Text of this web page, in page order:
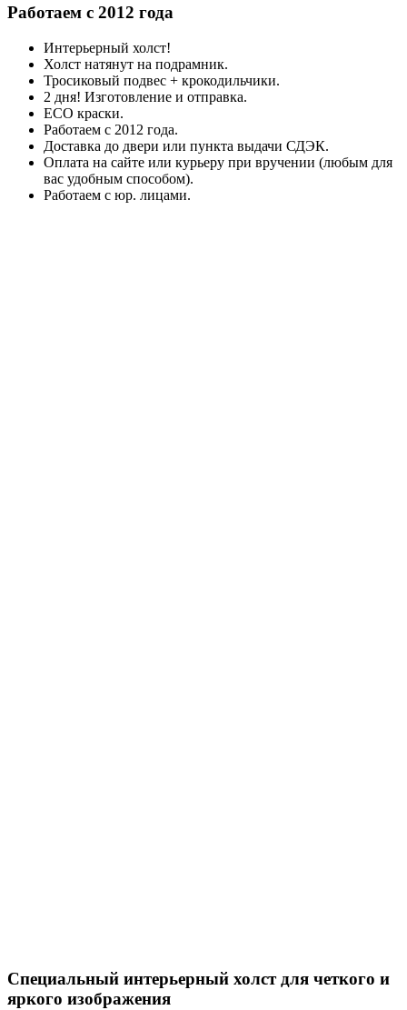
Работаем с 2012 года
Интерьерный холст!
Холст натянут на подрамник.
Тросиковый подвес + крокодильчики.
2 дня! Изготовление и отправка.
ECO краски.
Работаем с 2012 года.
Доставка до двери или пункта выдачи СДЭК.
Оплата на сайте или курьеру при вручении (любым для
вас удобным способом).
Работаем с юр. лицами.
Специальный интерьерный холст для четкого и
яркого изображения